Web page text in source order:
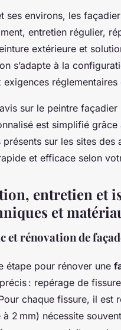
ses environs, les
entretien régulier,
extérieure et
s’adapte à la
exigences
sur le peintre
est simplifié
sur les sites
et efficace selon
entretien et
et
et rénovation de
étape pour rénover une
: repérage de
chaque fissure, il est
à 2 mm) nécessite